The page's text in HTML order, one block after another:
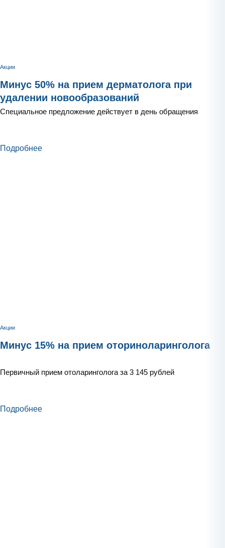
Акции
Минус 50% на прием дерматолога при
удалении новообразований
Специальное предложение действует в день обращения
Подробнее
Акции
Минус 15% на прием оториноларинголога
Первичный прием отоларинголога за 3 145 рублей
Подробнее